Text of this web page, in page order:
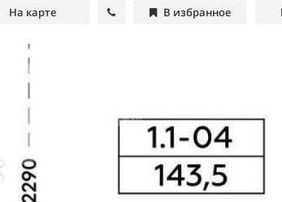
На карте В избранное